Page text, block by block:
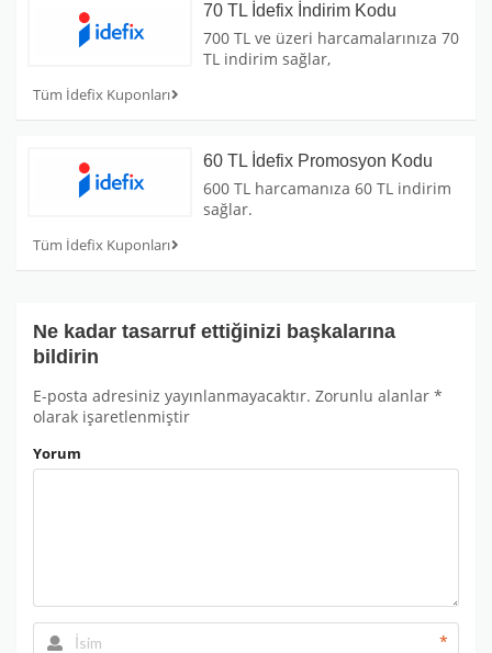
Tüm İdefix Kuponları
70 TL İdefix İndirim Kodu
700 TL ve üzeri harcamalarınıza 70
TL indirim sağlar,
Tüm İdefix Kuponları
60 TL İdefix Promosyon Kodu
600 TL harcamanıza 60 TL indirim
sağlar.
Ne kadar tasarruf ettiğinizi başkalarına
bildirin
E-posta adresiniz yayınlanmayacaktır. Zorunlu alanlar *
olarak işaretlenmiştir
Yorum
*